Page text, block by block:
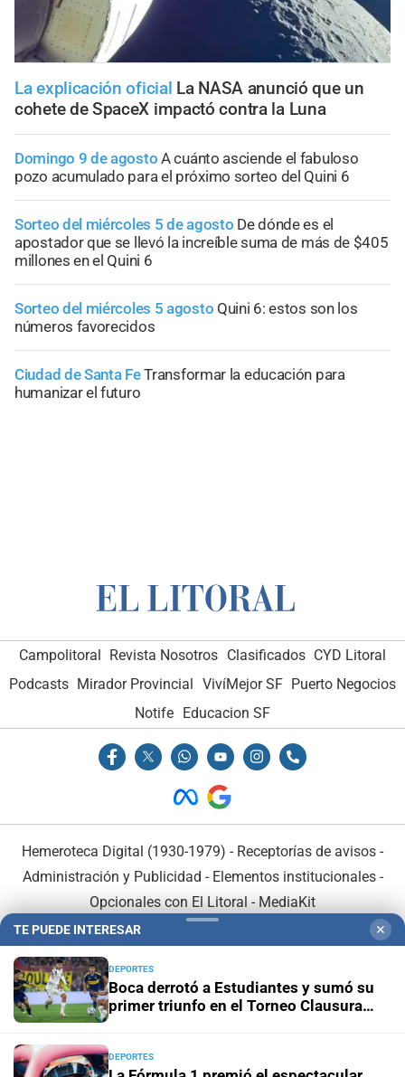
La explicación oficial La NASA anunció que un
cohete de SpaceX impactó contra la Luna
Domingo 9 de agosto A cuánto asciende el fabuloso
pozo acumulado para el próximo sorteo del Quini 6
Sorteo del miércoles 5 de agosto De dónde es el
apostador que se llevó la increíble suma de más de $405
millones en el Quini 6
Sorteo del miércoles 5 agosto Quini 6: estos son los
números favorecidos
Ciudad de Santa FeTransformar la educación para
humanizar el futuro
Campolitoral Revista Nosotros Clasificados CYD Litoral
Podcasts Mirador Provincial VivíMejor SF Puerto Negocios
Notife Educacion SF
Hemeroteca Digital (1930-1979) - Receptorías de avisos -
Administración y Publicidad - Elementos institucionales-
Opcionales con El Litoral - MediaKit
En Asociación con:
TE PUEDE INTERESAR ✕
DEPORTES
Boca derrotó a Estudiantes y sumó su
primer triunfo en el Torneo Clausura
DEPORTES